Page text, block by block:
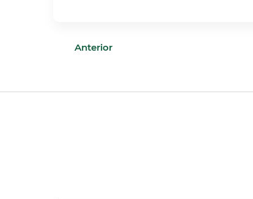
Anterior